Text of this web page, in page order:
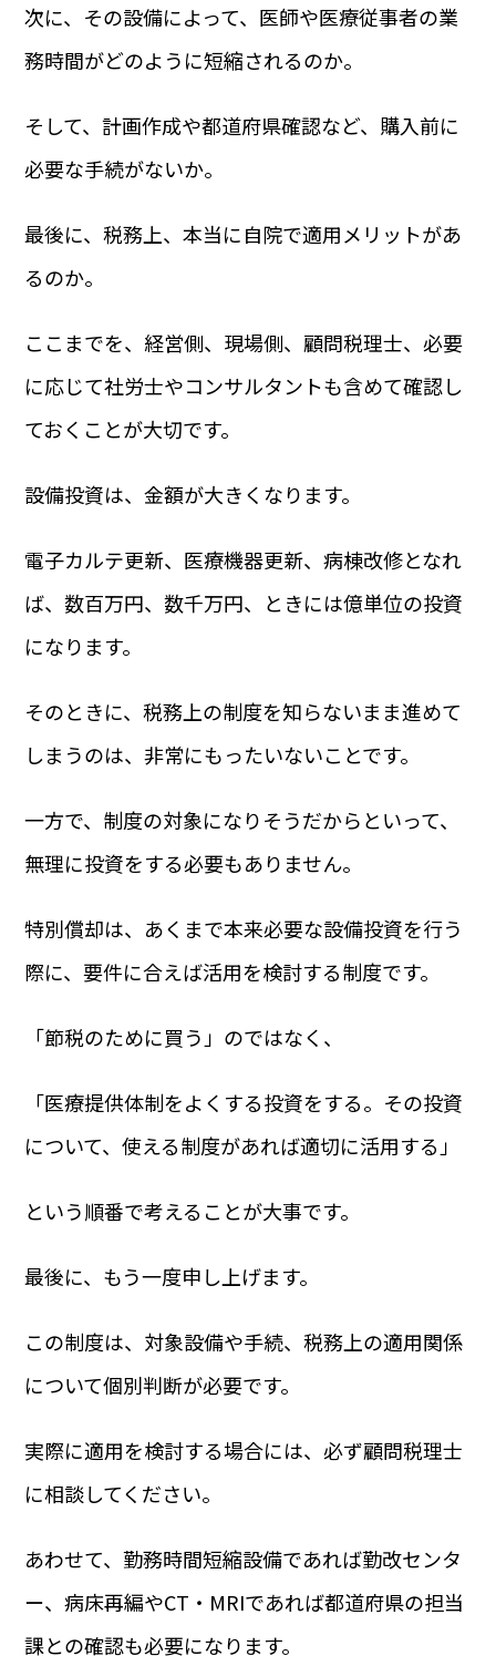
次に、その設備によって、医師や医療従事者の業
務時間がどのように短縮されるのか。
そして、計画作成や都道府県確認など、購入前に
必要な手続がないか。
最後に、税務上、本当に自院で適用メリットがあ
るのか。
ここまでを、経営側、現場側、顧問税理士、必要
に応じて社労士やコンサルタントも含めて確認し
ておくことが大切です。
設備投資は、金額が大きくなります。
電子カルテ更新、医療機器更新、病棟改修となれ
ば、数百万円、数千万円、ときには億単位の投資
になります。
そのときに、税務上の制度を知らないまま進めて
しまうのは、非常にもったいないことです。
一方で、制度の対象になりそうだからといって、
無理に投資をする必要もありません。
特別償却は、あくまで本来必要な設備投資を行う
際に、要件に合えば活用を検討する制度です。
「節税のために買う」のではなく、
「医療提供体制をよくする投資をする。その投資
について、使える制度があれば適切に活用する」
という順番で考えることが大事です。
最後に、もう一度申し上げます。
この制度は、対象設備や手続、税務上の適用関係
について個別判断が必要です。
実際に適用を検討する場合には、必ず顧問税理士
に相談してください。
あわせて、勤務時間短縮設備であれば勤改センタ
ー、病床再編やCT・MRIであれば都道府県の担当
課との確認も必要になります。